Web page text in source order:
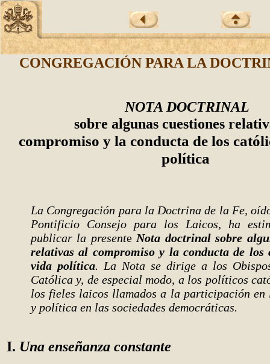
CONGREGACIÓN PARA LA
NOTA DOCTRINAL
sobre algunas cuestiones
compromiso y la conducta de los
política
La Congregación para la Doctrina de la Fe,
Pontificio Consejo para los Laicos, ha
publicar la presente Nota doctrinal sobre
relativas al compromiso y la conducta de los
vida política. La Nota se dirige a los
Católica y, de especial modo, a los políticos
los fieles laicos llamados a la participación
y política en las sociedades democráticas.
I. Una enseñanza constante